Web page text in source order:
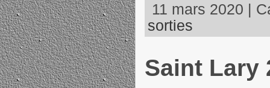
11 mars 2020 |
sorties
Saint Lary